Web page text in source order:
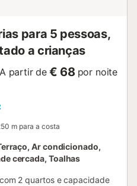
para 5 pessoas,
a crianças
A partir de € 68 por noite
m para a costa
Ar condicionado,
cercada, Toalhas
2 quartos e capacidade